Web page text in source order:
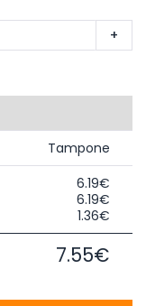
+
Tampone
6.19€
6.19€
1.36€
7.55€